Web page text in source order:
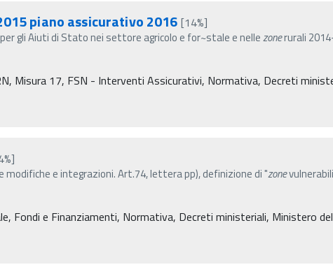
piano assicurativo 2016 [14%]
gli Aiuti di Stato nei settore agricolo e for~stale e nellezonerurali
Misura 17, FSN - Interventi Assicurativi, Normativa, Decreti
modifiche e integrazioni. Art.74, lettera pp), definizione di "zone
Fondi e Finanziamenti, Normativa, Decreti ministeriali, Ministero